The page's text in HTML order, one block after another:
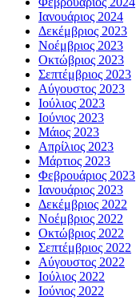
Ιανουάριος 2024
Δεκέμβριος 2023
Νοέμβριος 2023
Οκτώβριος 2023
Σεπτέμβριος 2023
Αύγουστος 2023
Ιούλιος 2023
Ιούνιος 2023
Μάιος 2023
Απρίλιος 2023
Μάρτιος 2023
Φεβρουάριος 2023
Ιανουάριος 2023
Δεκέμβριος 2022
Νοέμβριος 2022
Οκτώβριος 2022
Σεπτέμβριος 2022
Αύγουστος 2022
Ιούλιος 2022
Ιούνιος 2022